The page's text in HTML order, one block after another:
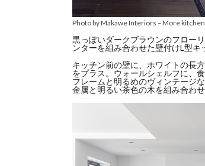
Photo by Makawe Interiors –More
黒っぽいダークブラウンのフロー
ンターを組み合わせた壁付けL型キ
キッチン前の壁に、ホワイトの長
をプラス。ウォールシェルフに、
フレームと明るめのヴィンテージ
金属と明るい茶色の木を組み合わ